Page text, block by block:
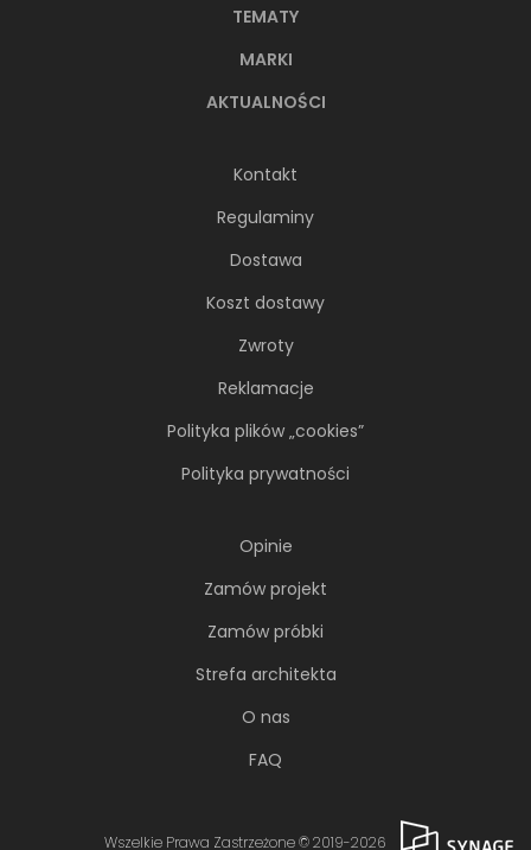
TEMATY
MARKI
AKTUALNOŚCI
Kontakt
Regulaminy
Dostawa
Koszt dostawy
Zwroty
Reklamacje
Polityka plików „cookies”
Polityka prywatności
Opinie
Zamów projekt
Zamów próbki
Strefa architekta
O nas
FAQ
Wszelkie Prawa Zastrzeżone © 2019-2026